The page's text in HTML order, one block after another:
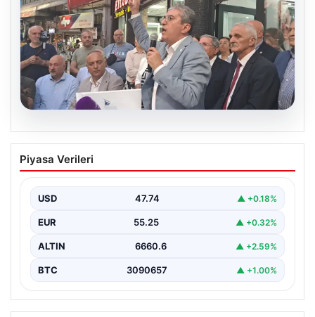
07.08.2026
Gökhan Günaydın: ‘Seçimden
kaçmasınlar. Sokağa çıksınlar, görelim
{"title": "Gökhan Günaydın: 'Seçimden kaçmasınlar.
Grup Başkanvekili…
Piyasa Verileri
USD 47.74 ▲ +0.18%
EUR 55.25 ▲ +0.32%
ALTIN 6660.6 ▲ +2.59%
BTC 3090657 ▲ +1.00%